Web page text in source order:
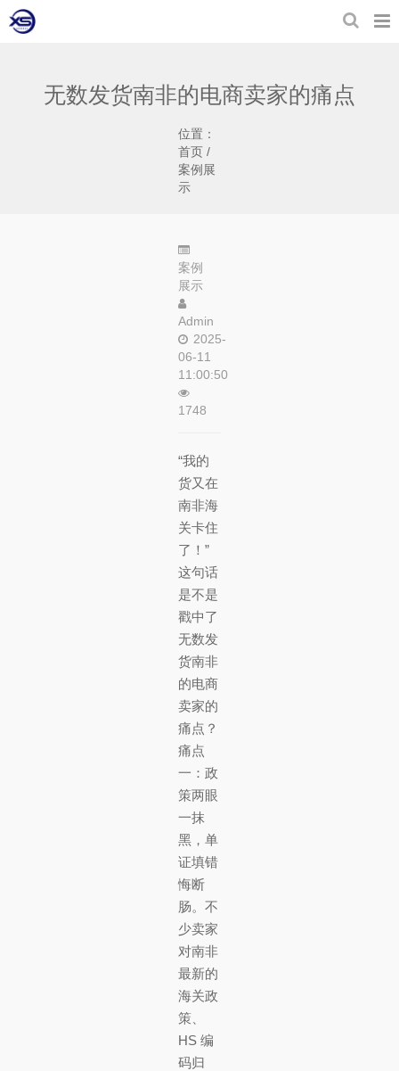
无数发货南非的电商卖家的痛点
位置：
首页 /
案例展
示
案例
展示
Admin
2025-
06-11
11:00:50
1748
“我的
货又在
南非海
关卡住
了！”
这句话
是不是
戳中了
无数发
货南非
的电商
卖家的
痛点？
痛点
一：政
策两眼
一抹
黑，单
证填错
悔断
肠。不
少卖家
对南非
最新的
海关政
策、
HS 编
码归